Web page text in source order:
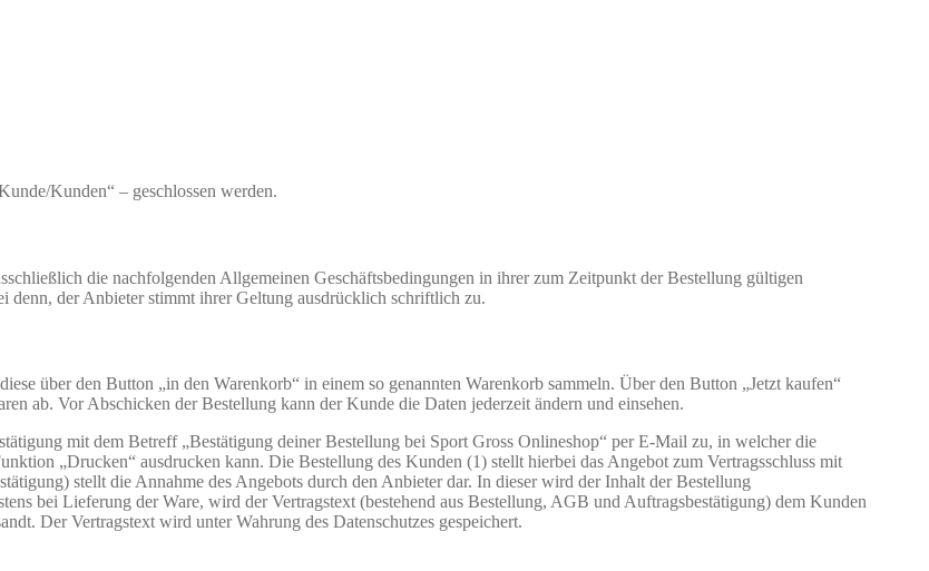
Kunden“ – geschlossen werden.
die nachfolgenden Allgemeinen Geschäftsbedingungen in ihrer zum Zeitpunkt der Bestellung gültigen
denn, der Anbieter stimmt ihrer Geltung ausdrücklich schriftlich zu.
über den Button „in den Warenkorb“ in einem so genannten Warenkorb sammeln. Über den Button „Jetzt kaufen“
ab. Vor Abschicken der Bestellung kann der Kunde die Daten jederzeit ändern und einsehen.
mit dem Betreff „Bestätigung deiner Bestellung bei Sport Gross Onlineshop“ per E-Mail zu, in welcher die
„Drucken“ ausdrucken kann. Die Bestellung des Kunden (1) stellt hierbei das Angebot zum Vertragsschluss mit
stellt die Annahme des Angebots durch den Anbieter dar. In dieser wird der Inhalt der Bestellung
bei Lieferung der Ware, wird der Vertragstext (bestehend aus Bestellung, AGB und Auftragsbestätigung) dem Kunden
Der Vertragstext wird unter Wahrung des Datenschutzes gespeichert.